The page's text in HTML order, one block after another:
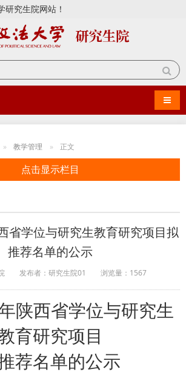
研究生院网站！
导航
教学管理 正文
点击显示栏目
省学位与研究生教育研究项目拟
推荐名单的公示
发布者：研究生院01 浏览量： 1567
陕西省学位与研究生
育研究项目
荐名单的公示